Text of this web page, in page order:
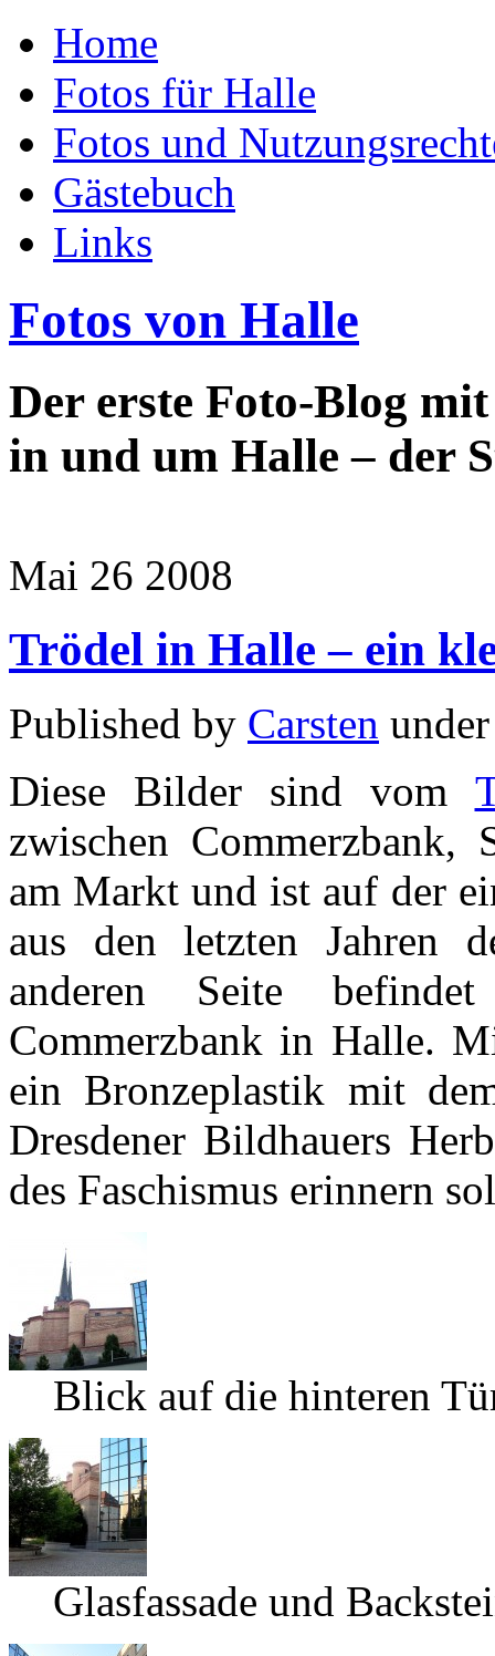
Home
Fotos für Halle
Fotos und
Gästebuch
Links
Fotos von Halle
Der erste Foto-Blog
in und um Halle – der
Mai 26 2008
Trödel in Halle – ein
Published by Carsten
Diese Bilder sind vom
zwischen Commerzbank,
am Markt und ist auf der
aus den letzten Jahren
anderen Seite
Commerzbank in Halle.
ein Bronzeplastik mit
Dresdener Bildhauers
des Faschismus erinnern
Blick auf die hinteren
Glasfassade und